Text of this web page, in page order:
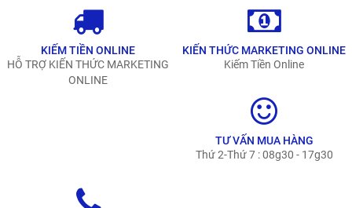
KIẾM TIỀN ONLINE
HỖ TRỢ KIẾN THỨC MARKETING
ONLINE
KIẾN THỨC MARKETING ONLINE
Kiếm Tiền Online
TƯ VẤN MUA HÀNG
Thứ 2-Thứ 7 : 08g30 - 17g30